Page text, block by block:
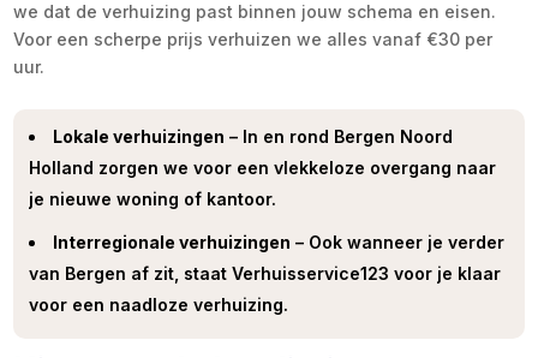
we dat de verhuizing past binnen jouw schema en eisen.
Voor een scherpe prijs verhuizen we alles vanaf €30 per
uur.
Lokale verhuizingen – In en rond Bergen Noord
Holland zorgen we voor een vlekkeloze overgang naar
je nieuwe woning of kantoor.
Interregionale verhuizingen – Ook wanneer je verder
van Bergen af zit, staat Verhuisservice123 voor je klaar
voor een naadloze verhuizing.